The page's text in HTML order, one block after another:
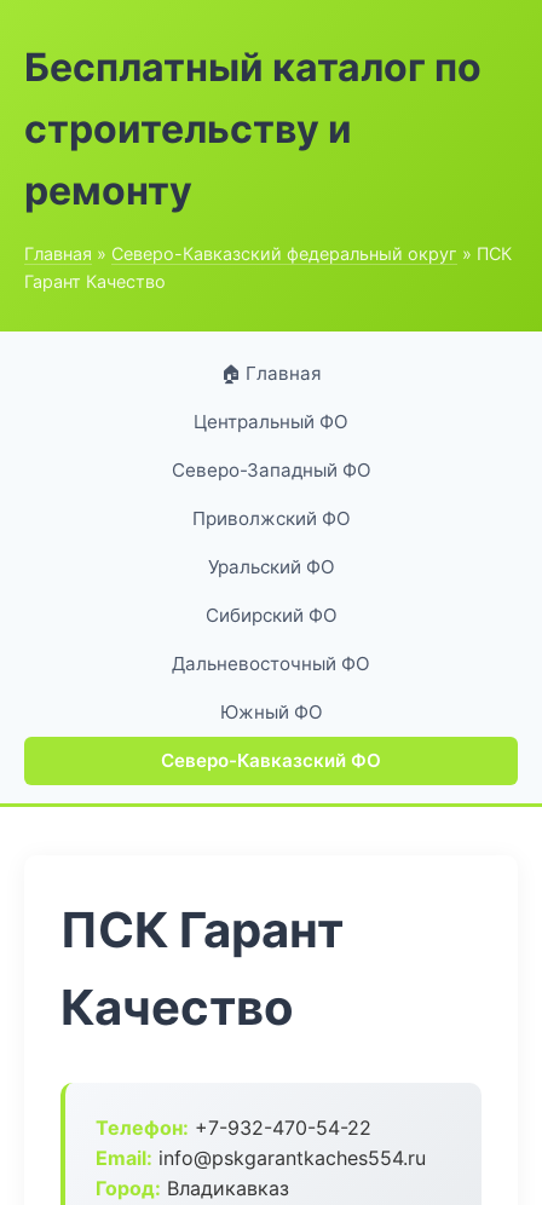
Бесплатный каталог по
строительству и
ремонту
Главная » Северо-Кавказский федеральный округ » ПСК
Гарант Качество
🏠 Главная
Центральный ФО
Северо-Западный ФО
Приволжский ФО
Уральский ФО
Сибирский ФО
Дальневосточный ФО
Южный ФО
Северо-Кавказский ФО
ПСК Гарант
Качество
Телефон: +7-932-470-54-22
Email: info@pskgarantkaches554.ru
Город: Владикавказ